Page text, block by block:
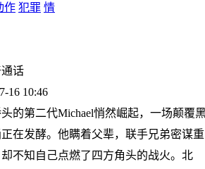
作 犯罪 情
话
16 10:46
的第二代Michael悄然崛起，一场颠覆
在发酵。他瞒着父辈，联手兄弟密谋重
不知自己点燃了四方角头的战火。北